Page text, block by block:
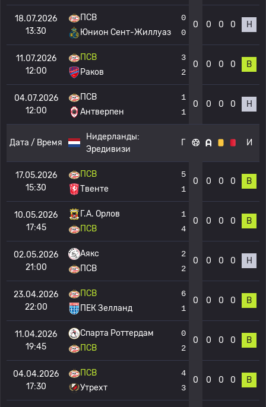
18.07.2026
13:30
ПСВ
Юнион Сент-Жиллуаз
0
0
0 0 0 0 Н
11.07.2026
12:00
ПСВ
Раков
3
2
0 0 0 0 В
04.07.2026
12:00
ПСВ
Антверпен
1
1
0 0 0 0 Н
Дата / Время
Нидерланды:
Эредивизи
Г И
17.05.2026
15:30
ПСВ
Твенте
5
1
0 0 0 0 В
10.05.2026
17:45
Г.А. Орлов
ПСВ
1
4
0 0 0 0 В
02.05.2026
21:00
Аякс
ПСВ
2
2
0 0 0 0 Н
23.04.2026
22:00
ПСВ
ПЕК Зелланд
6
1
0 0 0 0 В
11.04.2026
19:45
Спарта Роттердам
ПСВ
0
2
0 0 0 0 В
04.04.2026
17:30
ПСВ
Утрехт
4
3
0 0 0 0 В